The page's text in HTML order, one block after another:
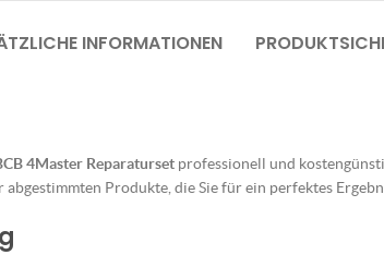
INFORMATIONEN
4Master Reparaturset professionell und
Produkte, die Sie für ein perfektes